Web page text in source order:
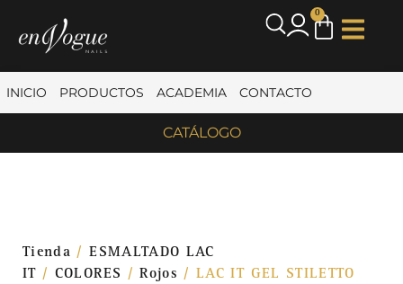
0
INICIO PRODUCTOS ACADEMIA CONTACTO
CATÁLOGO
Tienda /ESMALTADO LAC
IT / COLORES /Rojos / LAC IT GEL STILETTO